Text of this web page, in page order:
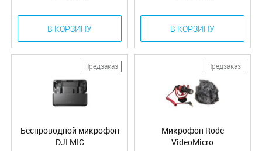
В КОРЗИНУ В КОРЗИНУ
Предзаказ
Беспроводной микрофон
DJI MIC
Предзаказ
Микрофон Rode
VideoMicro